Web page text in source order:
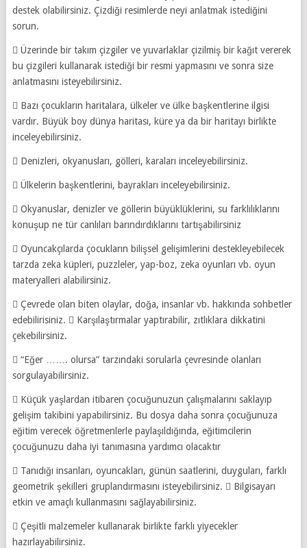
destek olabilirsiniz. Çizdiği resimlerde neyi anlatmak istediğini
sorun.
 Üzerinde bir takım çizgiler ve yuvarlaklar çizilmiş bir kağıt vererek
bu çizgileri kullanarak istediği bir resmi yapmasını ve sonra size
anlatmasını isteyebilirsiniz.
 Bazı çocukların haritalara, ülkeler ve ülke başkentlerine ilgisi
vardır. Büyük boy dünya haritası, küre ya da bir haritayı birlikte
inceleyebilirsiniz.
 Denizleri, okyanusları, gölleri, karaları inceleyebilirsiniz.
 Ülkelerin başkentlerini, bayrakları inceleyebilirsiniz.
 Okyanuslar, denizler ve göllerin büyüklüklerini, su farklılıklarını
konuşup ne tür canlıları barındırdıklarını tartışabilirsiniz
 Oyuncakçılarda çocukların bilişsel gelişimlerini destekleyebilecek
tarzda zeka küpleri, puzzleler, yap-boz, zeka oyunları vb. oyun
materyalleri alabilirsiniz.
 Çevrede olan biten olaylar, doğa, insanlar vb. hakkında sohbetler
edebilirisiniz.  Karşılaştırmalar yaptırabilir, zıtlıklara dikkatini
çekebilirsiniz.
 “Eğer ……. olursa” tarzındaki sorularla çevresinde olanları
sorgulayabilirsiniz.
 Küçük yaşlardan itibaren çocuğunuzun çalışmalarını saklayıp
gelişim takibini yapabilirsiniz. Bu dosya daha sonra çocuğunuza
eğitim verecek öğretmenlerle paylaşıldığında, eğitimcilerin
çocuğunuzu daha iyi tanımasına yardımcı olacaktır
 Tanıdığı insanları, oyuncakları, günün saatlerini, duyguları, farklı
geometrik şekilleri gruplandırmasını isteyebilirsiniz.  Bilgisayarı
etkin ve amaçlı kullanmasını sağlayabilirsiniz.
 Çeşitli malzemeler kullanarak birlikte farklı yiyecekler
hazırlayabilirsiniz.